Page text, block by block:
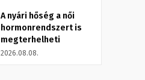
A nyári hőség a női
hormonrendszert is
megterhelheti
2026.08.08.